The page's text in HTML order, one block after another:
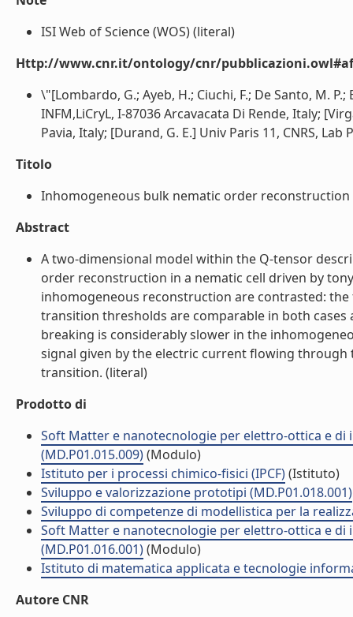
ISI Web of Science (WOS) (literal)
Http://www.cnr.it/ontology/cnr/
\"[Lombardo, G.; Ayeb, H.; Ciuchi, F.; De Santo, M.
INFM,LiCryL, I-87036 Arcavacata Di Rende, Italy;
Pavia, Italy; [Durand, G. E.] Univ Paris 11, CNRS,
Titolo
Inhomogeneous bulk nematic order reconstruction
Abstract
A two-dimensional model within the Q-tensor
order reconstruction in a nematic cell driven by
inhomogeneous reconstruction are contrasted:
transition thresholds are comparable in both
breaking is considerably slower in the
signal given by the electric current flowing
transition. (literal)
Prodotto di
Soft Matter e nanotecnologie per elettro-ottica e
(MD.P01.015.009)(Modulo)
Istituto per i processi chimico-fisici (IPCF)(Istituto)
Sviluppo e valorizzazione prototipi (MD.P01.018.001)
Sviluppo di competenze di modellistica per la
Soft Matter e nanotecnologie per elettro-ottica e
(MD.P01.016.001)(Modulo)
Istituto di matematica applicata e tecnologie
Autore CNR